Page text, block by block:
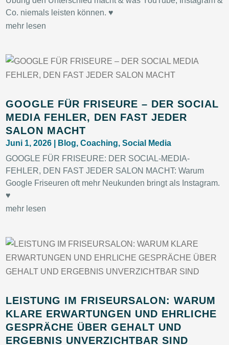
Co. niemals leisten können. ♥
mehr lesen
GOOGLE FÜR FRISEURE – DER SOCIAL
MEDIA FEHLER, DEN FAST JEDER
SALON MACHT
Juni 1, 2026 Blog,Coaching,Social Media
GOOGLE FÜR FRISEURE: DER SOCIAL-MEDIA-
FEHLER, DEN FAST JEDER SALON MACHT: Warum
Google Friseuren oft mehr Neukunden bringt als Instagram.
♥
mehr lesen
LEISTUNG IM FRISEURSALON: WARUM
KLARE ERWARTUNGEN UND EHRLICHE
GESPRÄCHE ÜBER GEHALT UND
ERGEBNIS UNVERZICHTBAR SIND